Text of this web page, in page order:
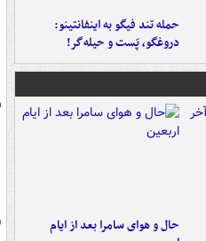
حمله تند فیگو به اینفانتینو:
دروغگو، پَست‌ و حیله‌گر!
حال و هوای سامرا بعد از ایام